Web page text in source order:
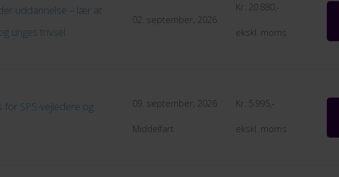
uddannelse – lær at
unges trivsel
02. september, 2026
Kr. 20.880,-
ekskl. moms
for SPS-vejledere og 09. september, 2026
Middelfart
Kr. 5.995,-
ekskl. moms